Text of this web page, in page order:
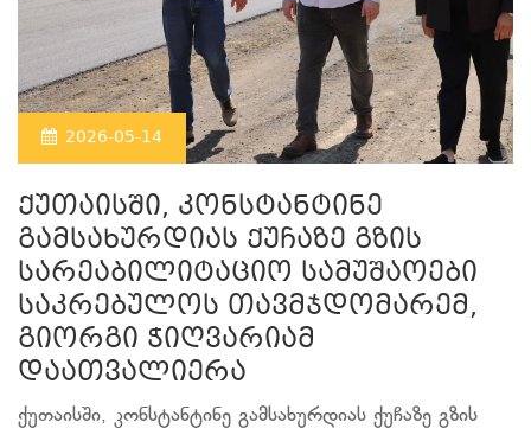
2026-05-14
ქუთაისში, კონსტანტინე
გამსახურდიას ქუჩაზე გზის
სარეაბილიტაციო სამუშაოები
საკრებულოს თავმჯდომარემ,
გიორგი ჭიღვარიამ
დაათვალიერა
ქუთაისში, კონსტანტინე გამსახურდიას ქუჩაზე გზის